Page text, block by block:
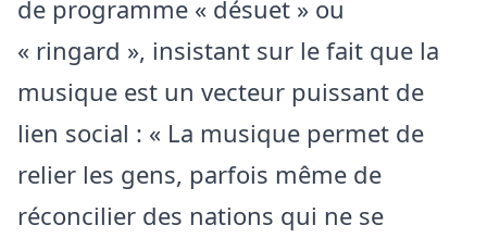
de programme « désuet » ou
« ringard », insistant sur le fait que la
musique est un vecteur puissant de
lien social : « La musique permet de
relier les gens, parfois même de
réconcilier des nations qui ne se